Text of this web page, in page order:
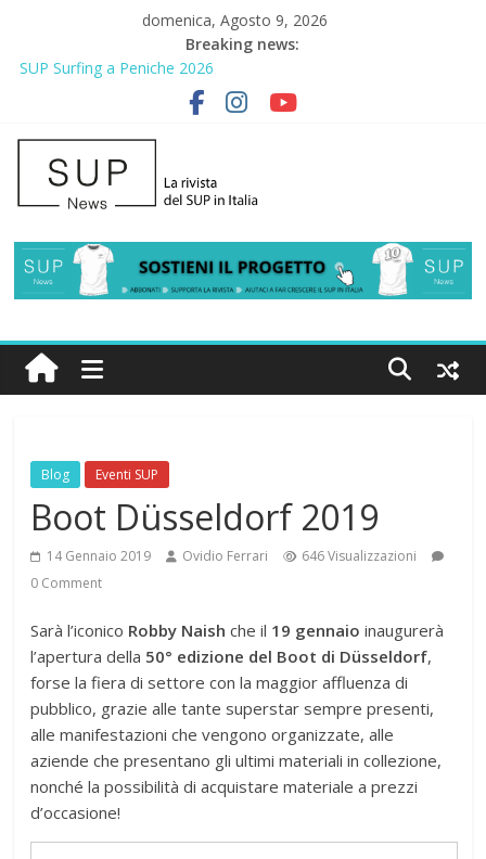
domenica, Agosto 9, 2026
Breaking news:
2° Urban Sup Trophy: la regata solidale per lo IOR
SUP Surfing a Peniche 2026
AirSUP a Gallico: prima storica gara per Reggio Calabria
Gallico Paddle Fest 2026: sul lungomare di Gallico torna la festa
del SUP
Porto Selvaggio, a lezione di soccorso con la giornata della
prevenzione
Blog Eventi SUP
Boot Düsseldorf 2019
14 Gennaio 2019 Ovidio Ferrari
646 Visualizzazioni
0 Comment
Sarà l’iconico Robby Naish che il 19 gennaio inaugurerà
l’apertura della 50° edizione del Boot di Düsseldorf,
forse la fiera di settore con la maggior affluenza di
pubblico, grazie alle tante superstar sempre presenti,
alle manifestazioni che vengono organizzate, alle
aziende che presentano gli ultimi materiali in collezione,
nonché la possibilità di acquistare materiale a prezzi
d’occasione!